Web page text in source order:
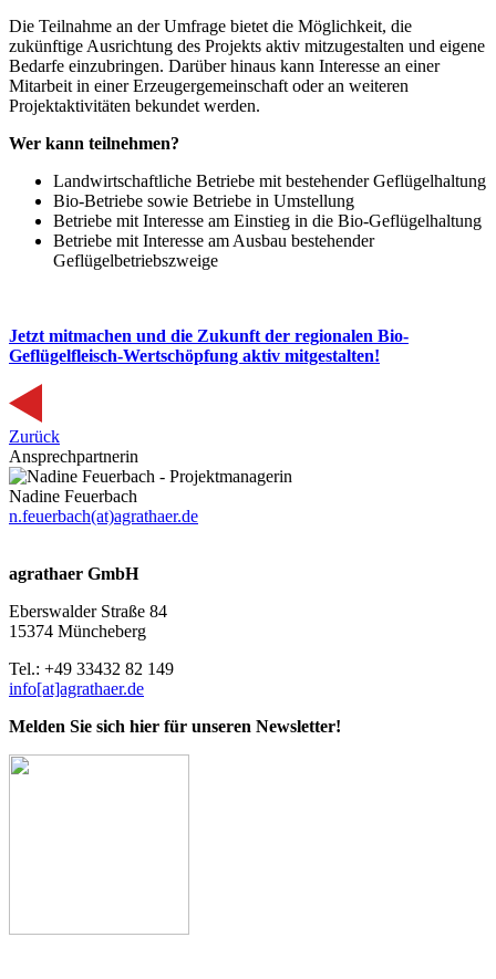
Die Teilnahme an der Umfrage bietet die Möglichkeit, die
zukünftige Ausrichtung des Projekts aktiv mitzugestalten und eigene
Bedarfe einzubringen. Darüber hinaus kann Interesse an einer
Mitarbeit in einer Erzeugergemeinschaft oder an weiteren
Projektaktivitäten bekundet werden.
Wer kann teilnehmen?
Landwirtschaftliche Betriebe mit bestehender Geflügelhaltung
Bio-Betriebe sowie Betriebe in Umstellung
Betriebe mit Interesse am Einstieg in die Bio-Geflügelhaltung
Betriebe mit Interesse am Ausbau bestehender
Geflügelbetriebszweige
Jetzt mitmachen und die Zukunft der regionalen Bio-
Geflügelfleisch-Wertschöpfung aktiv mitgestalten!
Zurück
Ansprechpartnerin
Nadine Feuerbach
n.feuerbach(at)agrathaer.de
agrathaer GmbH
Eberswalder Straße 84
15374 Müncheberg
Tel.: +49 33432 82 149
info[at]agrathaer.de
Melden Sie sich hier für unseren Newsletter!